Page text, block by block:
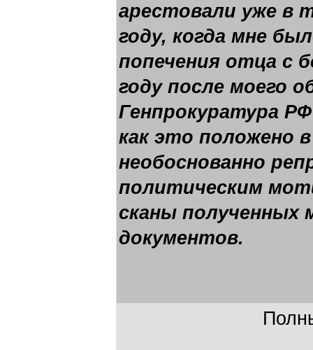
арестовали уже в
году, когда мне
попечения отца с
году после моего
Генпрокуратура
как это положено
необоснованно
политическим
сканы полученных
документов.